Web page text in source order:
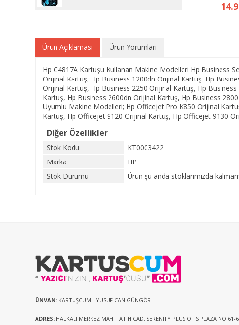
Ürün Açıklaması Ürün Yorumları
Hp C4817A Kartuşu Kullanan Makine Modelleri Hp Business
Orijinal Kartuş, Hp Business 1200dn Orijinal Kartuş, Hp
Orijinal Kartuş, Hp Business 2250 Orijinal Kartuş, Hp
Kartuş, Hp Business 2600dn Orijinal Kartuş, Hp Business
Uyumlu Makine Modelleri; Hp Officejet Pro K850 Orijinal
Kartuş, Hp Officejet 9120 Orijinal Kartuş, Hp Officejet 9130
Diğer Özellikler
Stok Kodu
KT0003422
Marka
HP
Stok Durumu
Ürün şu anda stoklarımızda
ÜNVAN: KARTUŞCUM - YUSUF CAN GÜNGÖR
ADRES: HALKALI MERKEZ MAH. FATİH CAD. SERENİTY PLUS OFİS PLAZA